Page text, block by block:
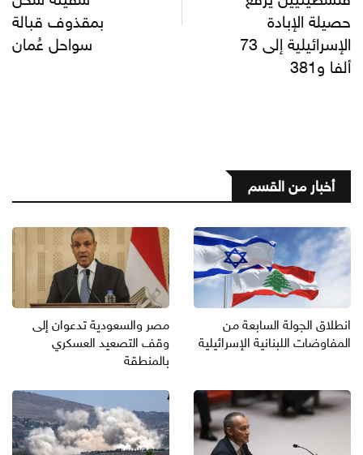
حصيلة الإبادة
الإسرائيلية إلى 73
ألفا و381
بمقذوف قبالة
سواحل عُمان
أخبار من القسم
انطلاق الجولة السابعة من
المفاوضات اللبنانية الإسرائيلية
مصر والسعودية تدعوان إلى
وقف التصعيد العسكري
بالمنطقة